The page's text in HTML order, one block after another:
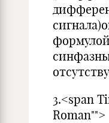
3.<span